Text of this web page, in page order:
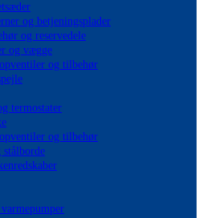
og betjeningsplader
og reservedele
og vægge
og tilbehør
termostater
og tilbehør
stålborde